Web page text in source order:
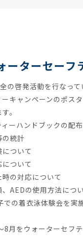
ーターセーフ
の啓発活動を行なって
キャンペーンのポス
。
ーハンドブックの配布
の統計
ついて
ついて
の対応について
AEDの使用方法につ
の着衣泳体験会を実
月をウォーターセフ